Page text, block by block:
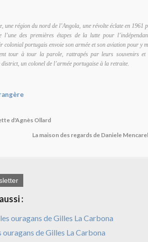
une région du nord de l’Angola, une révolte éclate en
l’une des premières étapes de la lutte pour
colonial portugais envoie son armée et son aviation pour y
tour à tour la parole, rattrapés par leurs souvenirs
district, un colonel de l’armée portugaise à la retraite.
d'Agnès Ollard
La maison des regards de Daniele
:
ouragans de Gilles La Carbona